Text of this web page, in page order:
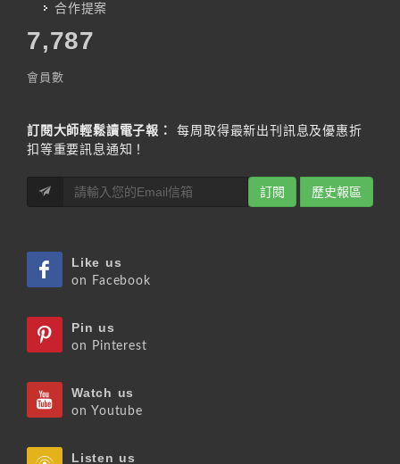
合作提案
7,787
會員數
訂閱大師輕鬆讀電子報：
每周取得最新出刊訊息及優惠折
扣等重要訊息通知！
訂閱 歷史報區
Like us
on Facebook
Pin us
on Pinterest
Watch us
on Youtube
Listen us